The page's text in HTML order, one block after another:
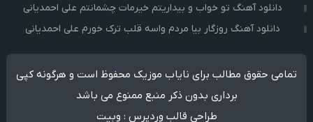
دانلود آهنگ تو خواب و بیداریتم خیرمات چشمانتم علی احمدیانی
دانلود آهنگ روزگار بیا مردم واسه قلب ترک خورم علی احمدیانی
تمامی حقوق مطالب برای نایاب موزیک محفوظ است و هرگونه کپی
برداری بدون ذکر منبع ممنوع می باشد
طراحی قالب وردپرس : وبیت